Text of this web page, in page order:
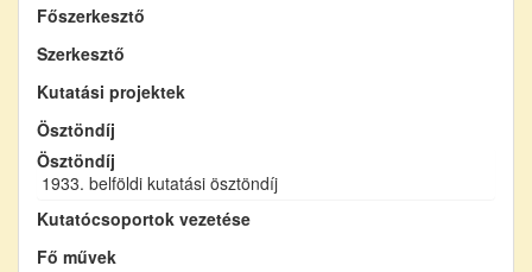
Főszerkesztő
Szerkesztő
Kutatási projektek
Ösztöndíj
Ösztöndíj
1933. belföldi kutatási ösztöndíj
Kutatócsoportok vezetése
Fő művek